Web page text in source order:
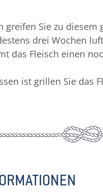
Sie zu
drei Wochen
das Fleisch einen
ist grillen Sie